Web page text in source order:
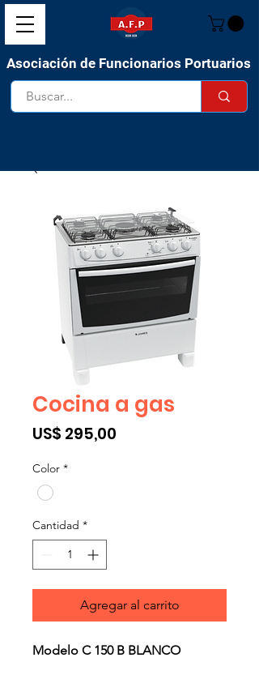
Asociación de Funcionarios Portuarios
Cocina a gas
US$ 295,00
Color *
Cantidad *
Agregar al carrito
Modelo C 150 B BLANCO